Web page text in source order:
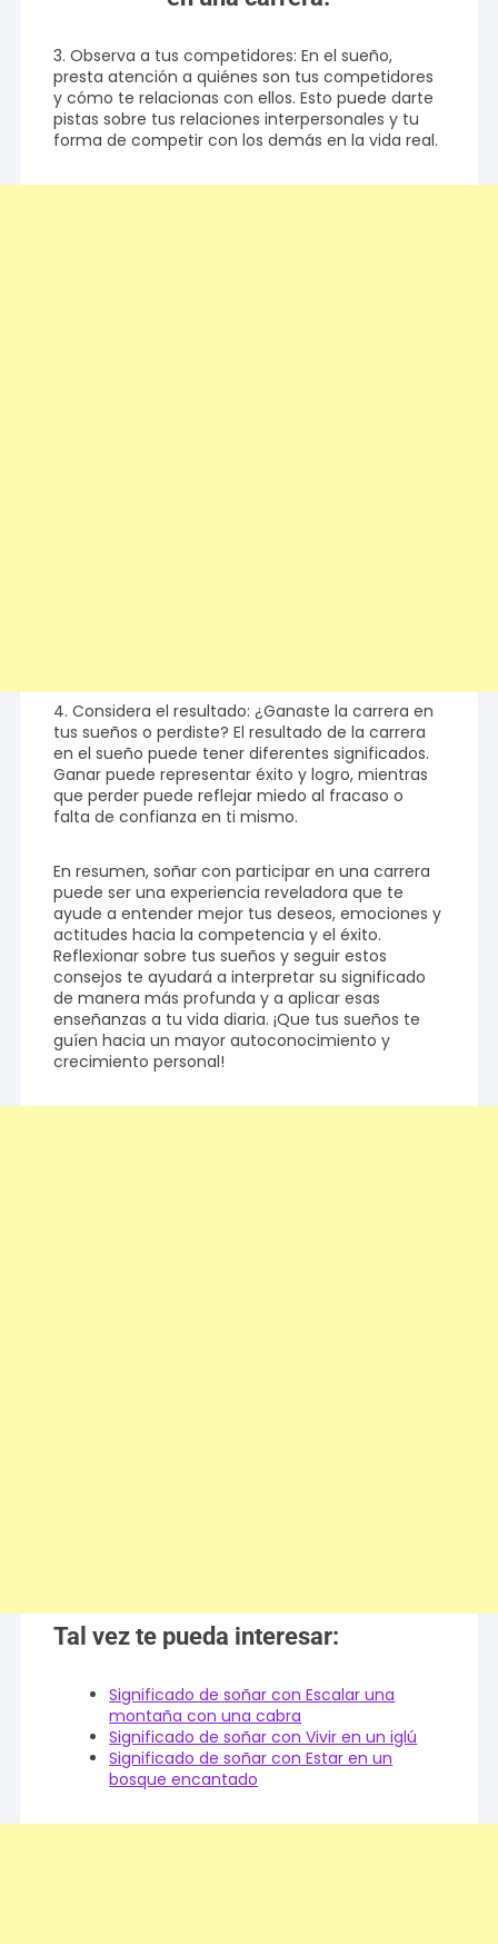
3. Observa a tus competidores: En el sueño,
presta atención a quiénes son tus competidores
y cómo te relacionas con ellos. Esto puede darte
pistas sobre tus relaciones interpersonales y tu
forma de competir con los demás en la vida real.
4. Considera el resultado: ¿Ganaste la carrera en
tus sueños o perdiste? El resultado de la carrera
en el sueño puede tener diferentes significados.
Ganar puede representar éxito y logro, mientras
que perder puede reflejar miedo al fracaso o
falta de confianza en ti mismo.
En resumen, soñar con participar en una carrera
puede ser una experiencia reveladora que te
ayude a entender mejor tus deseos, emociones y
actitudes hacia la competencia y el éxito.
Reflexionar sobre tus sueños y seguir estos
consejos te ayudará a interpretar su significado
de manera más profunda y a aplicar esas
enseñanzas a tu vida diaria. ¡Que tus sueños te
guíen hacia un mayor autoconocimiento y
crecimiento personal!
Tal vez te pueda interesar:
Significado de soñar con Escalar una
montaña con una cabra
Significado de soñar con Vivir en un iglú
Significado de soñar con Estar en un
bosque encantado